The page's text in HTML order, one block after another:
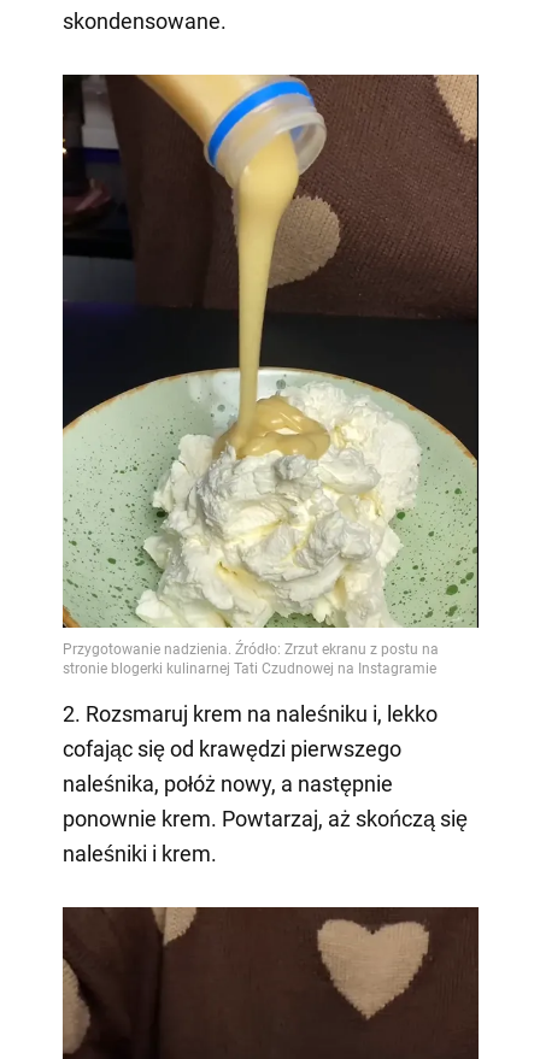
skondensowane.
2. Rozsmaruj krem na naleśniku i, lekko
cofając się od krawędzi pierwszego
naleśnika, połóż nowy, a następnie
ponownie krem. Powtarzaj, aż skończą się
naleśniki i krem.